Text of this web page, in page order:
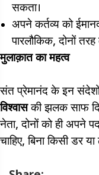
सकता।
अपने कर्तव्य को
पारलौकिक, दोनों
मुलाक़ात का महत्व
संत प्रेमानंद के इन
विश्वासकी झलक साफ
नेता, दोनों को ही अपने
चाहिए, बिना किसी डर